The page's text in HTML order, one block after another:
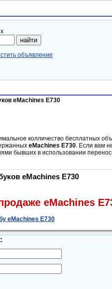
объявление
eMachines E730
колличество бесплатных
eMachines E730. Если вам
бывших в использовании
eMachines E730
eMachines
eMachines E730